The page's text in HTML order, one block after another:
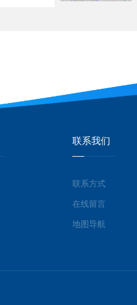
联系我们
联系方式
在线留言
地图导航